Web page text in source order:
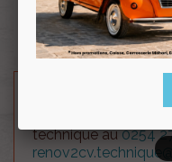
Goujon
écrou frein.
Besoin d'un
technique au0254